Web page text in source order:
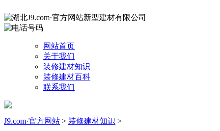
网站首页
关于我们
装修建材知识
装修建材百科
联系我们
J9.com·官方网站 > 装修建材知识 >